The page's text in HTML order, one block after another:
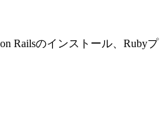
Railsのインストール、Rubyプ